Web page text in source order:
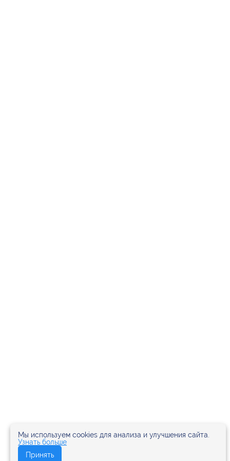
Мы используем cookies для анализа и улучшения сайта.
Узнать больше
Принять